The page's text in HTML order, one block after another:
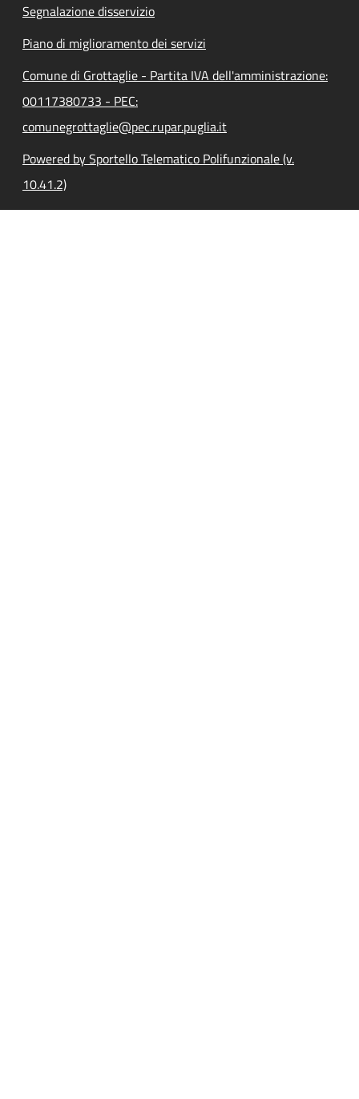
Segnalazione disservizio
Piano di miglioramento dei servizi
Comune di Grottaglie - Partita IVA dell'amministrazione:
00117380733 - PEC:
comunegrottaglie@pec.rupar.puglia.it
Powered by Sportello Telematico Polifunzionale (v.
10.41.2)